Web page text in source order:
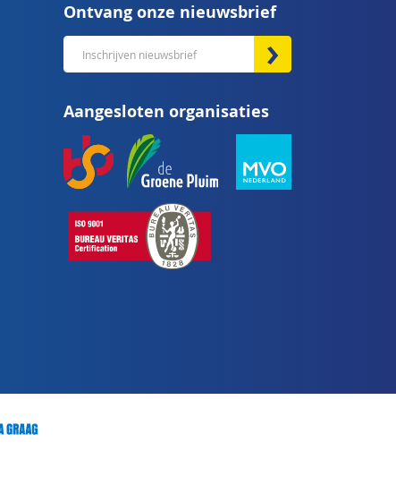
Ontvang onze nieuwsbrief
Abonneer
u
onze
nieuwsbrief
Aangesloten organisaties